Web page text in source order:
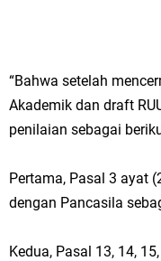
“Bahwa setelah
Akademik dan draft
penilaian sebagai
Pertama, Pasal 3 ayat
dengan Pancasila
Kedua, Pasal 13, 14,